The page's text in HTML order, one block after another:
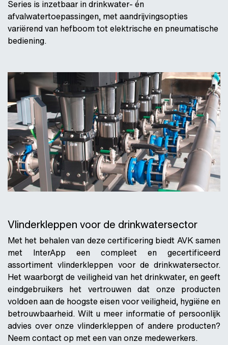
Series is inzetbaar in drinkwater- én
afvalwatertoepassingen, met aandrijvingsopties
variërend van hefboom tot elektrische en pneumatische
bediening.
Vlinderkleppen voor de drinkwatersector
Met het behalen van deze certificering biedt AVK samen
met InterApp een compleet en gecertificeerd
assortiment vlinderkleppen voor de drinkwatersector.
Het waarborgt de veiligheid van het drinkwater, en geeft
eindgebruikers het vertrouwen dat onze producten
voldoen aan de hoogste eisen voor veiligheid, hygiëne en
betrouwbaarheid. Wilt u meer informatie of persoonlijk
advies over onze vlinderkleppen of andere producten?
Neem contact op met een van onze medewerkers.